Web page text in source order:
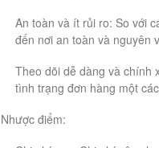
An toàn và ít rủi ro: So với
đến nơi an toàn và nguyên
Theo dõi dễ dàng và chính
tình trạng đơn hàng một
Nhược điểm: